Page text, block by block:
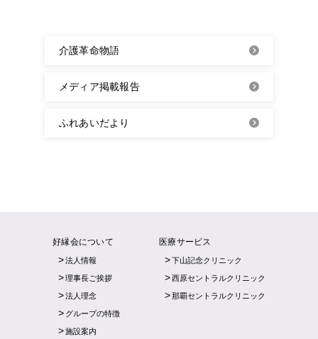
介護革命物語
メディア掲載報告
ふれあいだより
好縁会について
法人情報
理事長ご挨拶
法人理念
グループの特徴
施設案内
医療サービス
下山記念クリニック
西原セントラルクリニック
那覇セントラルクリニック